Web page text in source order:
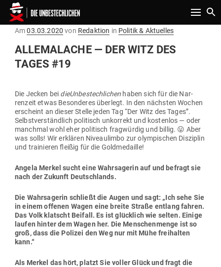
Toggle
AmGepostet
03.03.2020 von Redaktion in Politik & Aktuelles
ALLE­MALACHE — DER WITZ DES
TAGES #19
Die Jecken bei die­Un­be­stech­lichen haben sich für die Nar­
renzeit etwas Beson­deres überlegt. In den nächsten Wochen
erscheint an dieser Stelle jeden Tag “Der Witz des Tages”.
Selbst­ver­ständlich poli­tisch unkorrekt und kos­tenlos — oder
manchmal wohl eher poli­tisch frag­würdig und billig. 😛 Aber
was solls! Wir erklären Niveau­limbo zur olym­pi­schen Dis­ziplin
und trai­nieren fleißig für die Goldmedaille!
Angela Merkel sucht eine Wahr­sa­gerin auf und befragt sie
nach der Zukunft Deutschlands.
Die Wahr­sa­gerin schließt die Augen und sagt: „Ich sehe Sie
in einem offenen Wagen eine breite Straße entlang fahren.
Das Volk klatscht Beifall. Es ist glücklich wie selten. Einige
laufen hinter dem Wagen her. Die Men­schen­menge ist so
groß, dass die Polizei den Weg nur mit Mühe frei­halten
kann.“
Als Merkel das hört, platzt Sie voller Glück und fragt die